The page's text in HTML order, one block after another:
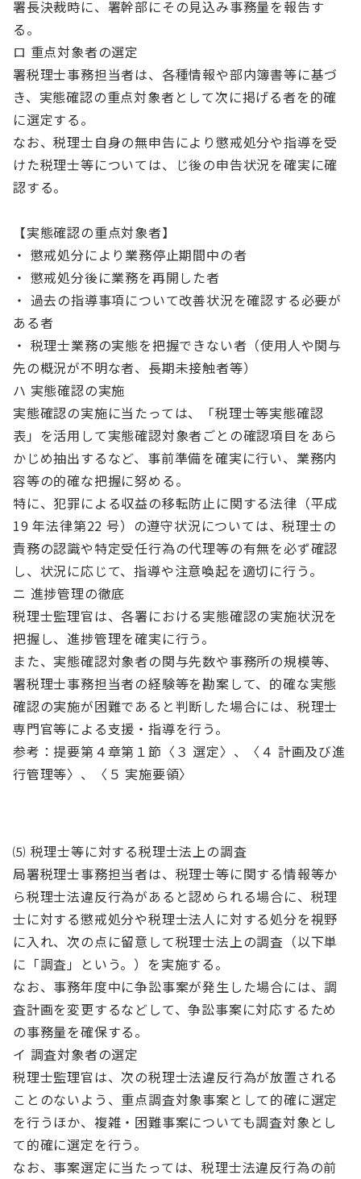
署長決裁時に、署幹部にその見込み事務量を報告す
る。
ロ 重点対象者の選定
署税理士事務担当者は、各種情報や部内簿書等に基づ
き、実態確認の重点対象者として次に掲げる者を的確
に選定する。
なお、税理士自身の無申告により懲戒処分や指導を受
けた税理士等については、じ後の申告状況を確実に確
認する。
【実態確認の重点対象者】
・ 懲戒処分により業務停止期間中の者
・ 懲戒処分後に業務を再開した者
・ 過去の指導事項について改善状況を確認する必要が
ある者
・ 税理士業務の実態を把握できない者（使用人や関与
先の概況が不明な者、長期未接触者等）
ハ 実態確認の実施
実態確認の実施に当たっては、「税理士等実態確認
表」を活用して実態確認対象者ごとの確認項目をあら
かじめ抽出するなど、事前準備を確実に行い、業務内
容等の的確な把握に努める。
特に、犯罪による収益の移転防止に関する法律（平成
19 年法律第22 号）の遵守状況については、税理士の
責務の認識や特定受任行為の代理等の有無を必ず確認
し、状況に応じて、指導や注意喚起を適切に行う。
ニ 進捗管理の徹底
税理士監理官は、各署における実態確認の実施状況を
把握し、進捗管理を確実に行う。
また、実態確認対象者の関与先数や事務所の規模等、
署税理士事務担当者の経験等を勘案して、的確な実態
確認の実施が困難であると判断した場合には、税理士
専門官等による支援・指導を行う。
参考：提要第４章第１節〈３ 選定〉、〈４ 計画及び進
行管理等〉、〈５ 実施要領〉
⑸ 税理士等に対する税理士法上の調査
局署税理士事務担当者は、税理士等に関する情報等か
ら税理士法違反行為があると認められる場合に、税理
士に対する懲戒処分や税理士法人に対する処分を視野
に入れ、次の点に留意して税理士法上の調査（以下単
に「調査」という。）を実施する。
なお、事務年度中に争訟事案が発生した場合には、調
査計画を変更するなどして、争訟事案に対応するため
の事務量を確保する。
イ 調査対象者の選定
税理士監理官は、次の税理士法違反行為が放置される
ことのないよう、重点調査対象事案として的確に選定
を行うほか、複雑・困難事案についても調査対象とし
て的確に選定を行う。
なお、事案選定に当たっては、税理士法違反行為の前